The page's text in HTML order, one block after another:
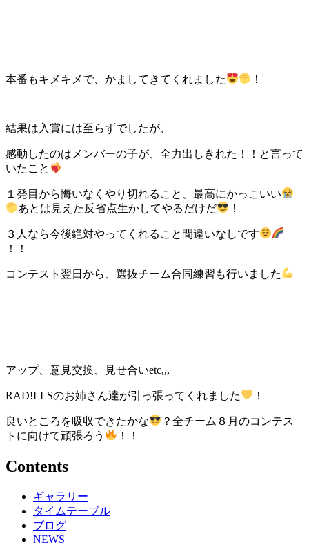
本番もキメキメで、かましてきてくれました ！
結果は入賞には至らずでしたが、
感動したのはメンバーの子が、全力出しきれた！！と言って
いたこと
１発目から悔いなくやり切れること、最高にかっこいい
あとは見えた反省点生かしてやるだけだ
！
３人なら今後絶対やってくれること間違いなしです
！！
コンテスト翌日から、選抜チーム合同練習も行いました
アップ、意見交換、見せ合いetc,,,
RAD!LLSのお姉さん達が引っ張ってくれました ！
良いところを吸収できたかな
？全チーム８月のコンテス
トに向けて頑張ろう
！！
Contents
ギャラリー
タイムテーブル
ブログ
NEWS